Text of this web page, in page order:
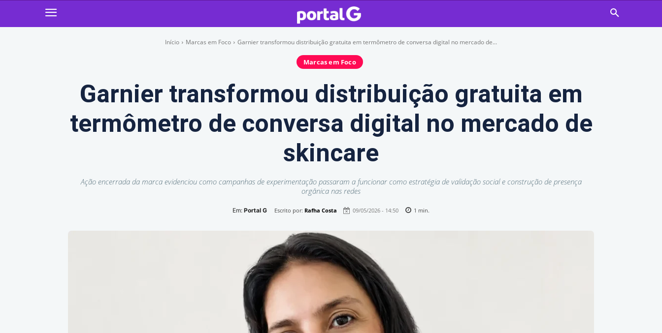
Início Marcas em Foco Garnier transformou distribuição gratuita em termômetro de conversa digital no mercado de...
Marcas em Foco
Garnier transformou distribuição gratuita em
termômetro de conversa digital no mercado de
skincare
Ação encerrada da marca evidenciou como campanhas de experimentação passaram a funcionar como estratégia de validação social e construção de presença
orgânica nas redes
Em: Portal G Escrito por: Rafha Costa 09/05/2026 - 14:50 1 min.